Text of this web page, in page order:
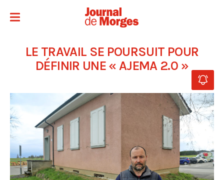
LE TRAVAIL SE POURSUIT POUR
DÉFINIR UNE « AJEMA 2.0 »